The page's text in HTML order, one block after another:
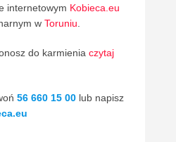
internetowym Kobieca.eu
w Toruniu
do karmienia czytaj
56 660 15 00 lub napisz